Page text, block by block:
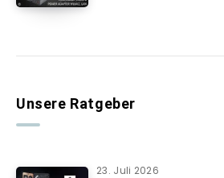
Unsere Ratgeber
23. Juli 2026